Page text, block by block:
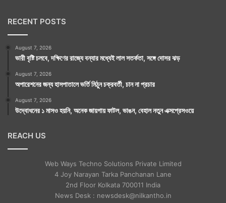
RECENT POSTS
August 7, 2026
ভারী বৃষ্টি চলবে, দক্ষিণের রাজ্যে বন্যার মধ্যেই লাল সতর্কতা, সঙ্গে দোসর ঝড়
August 7, 2026
অপারেশনের জন্য হাসপাতালে ভর্তি মিঠুন চক্রবর্তী, চান না প্রচার
August 7, 2026
উদ্বোধনের ১ মাসও হয়নি, অনেক জায়গায় ফাটল, ভাঙন, বেহাল নতুন এক্সপ্রেসওয়ে
REACH US
Web Ways Techno Solutions Private Limited
4 Joy Narayan Tarka Panchanan Lane
2nd Floor Kolkata 700011 India
News Desk : newsdesk@nilkantho.in